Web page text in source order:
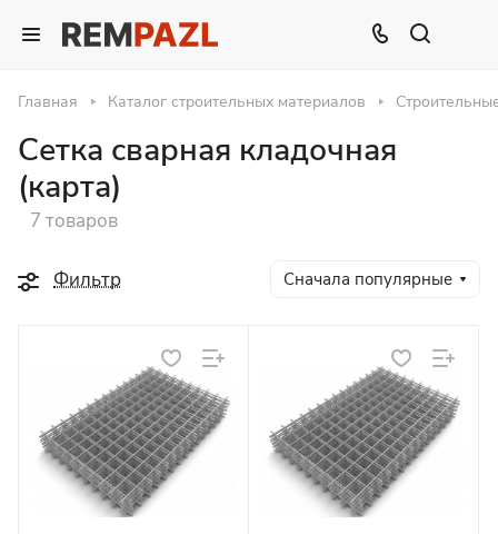
Главная Каталог строительных материалов
Сетка сварная кладочная
(карта)
7 товаров
Фильтр Сначала популярные